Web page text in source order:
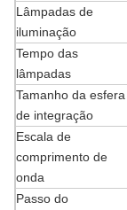
Lâmpadas de
iluminação
Tempo das
lâmpadas
Tamanho da esfera
de integração
Escala de
comprimento de
onda
Passo do